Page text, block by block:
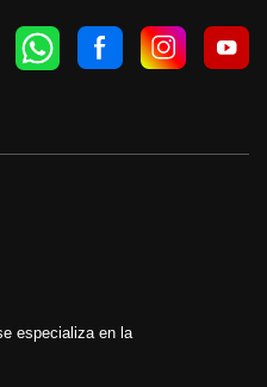
especializa en la